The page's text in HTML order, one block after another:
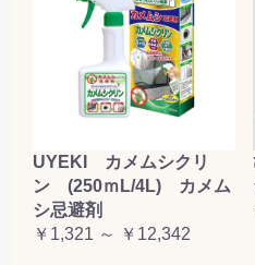
UYEKI カメムシクリ
ン (250ｍL/4L) カメム
シ忌避剤
￥1,321 ～ ￥12,342